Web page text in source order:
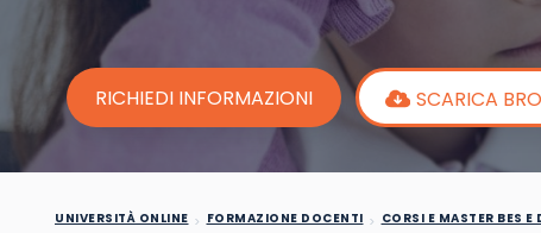
RICHIEDI INFORMAZIONI SCARICA
UNIVERSITÀ ONLINE FORMAZIONE DOCENTI CORSI E MASTER BES E